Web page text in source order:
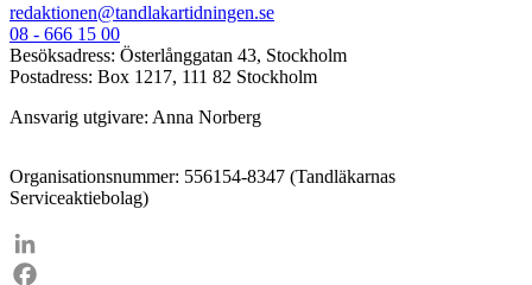
redaktionen@tandlakartidningen.se
08 - 666 15 00
Besöksadress: Österlånggatan 43, Stockholm
Postadress: Box 1217, 111 82 Stockholm
Ansvarig utgivare: Anna Norberg
Organisationsnummer: 556154-8347 (Tandläkarnas
Serviceaktiebolag)
LinkedIn